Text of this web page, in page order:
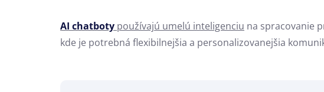
AI chatboty používajú umelú inteligenciu na spracovanie
kde je potrebná flexibilnejšia a personalizovanejšia